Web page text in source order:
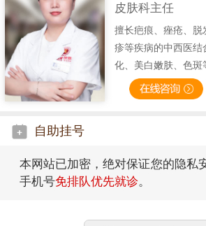
皮肤科主任
擅长疤痕、痤疮、脱
疹等疾病的中西医结
化、美白嫩肤、色斑
自助挂号
本网站已加密，绝对保证您的隐私
手机号免排队优先就诊。